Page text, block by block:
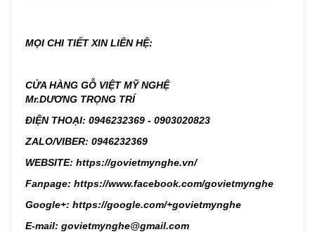
MỌI CHI TIẾT XIN LIÊN HỆ:
CỬA HÀNG GỖ VIỆT MỸ NGHỆ
Mr.DƯƠNG TRỌNG TRÍ
ĐIỆN THOẠI: 0946232369 - 0903020823
ZALO/VIBER: 0946232369
WEBSITE: https://govietmynghe.vn/
Fanpage: https://www.facebook.com/govietmynghe
Google+: https://google.com/+govietmynghe
E-mail: govietmynghe@gmail.com